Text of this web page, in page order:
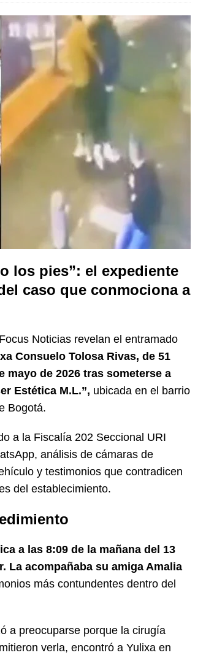
sobre la posesión de Abelardo de la Espriella
los pies”: el expediente
caso que conmociona a
Noticias revelan el entramado
Consuelo Tolosa Rivas, de 51
mayo de 2026 tras someterse a
Estética M.L.”, ubicada en el barrio
Bogotá.
a la Fiscalía 202 Seccional URI
análisis de cámaras de
y testimonios que contradicen
del establecimiento.
a las 8:09 de la mañana del 13
La acompañaba su amiga Amalia
más contundentes dentro del
a preocuparse porque la cirugía
verla, encontró a Yulixa en